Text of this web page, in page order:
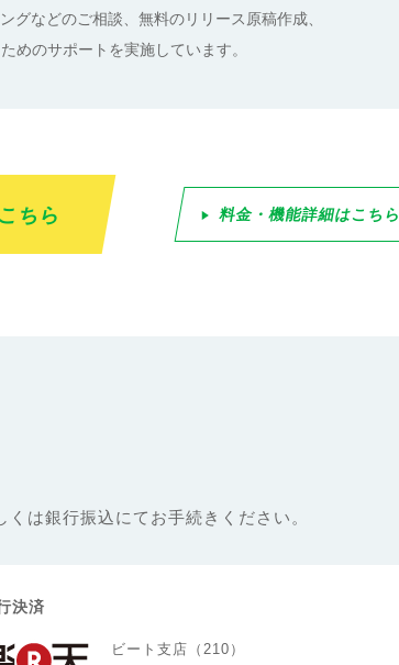
などのご相談、無料のリリース原稿作成、
めのサポートを実施しています。
ちら 料金・機能詳細はこちら
は銀行振込にてお手続きください。
決済
ビート支店（210）